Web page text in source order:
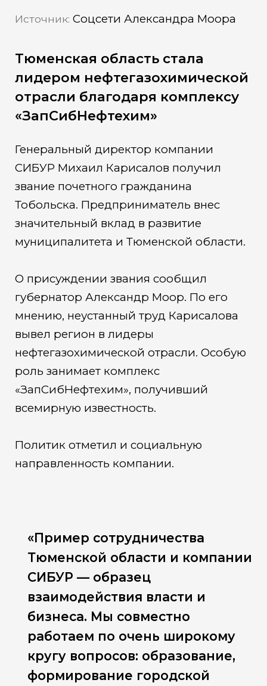
Источник: Соцсети Александра Моора
Тюменская область стала
лидером нефтегазохимической
отрасли благодаря комплексу
«ЗапСибНефтехим»
Генеральный директор компании
СИБУР Михаил Карисалов получил
звание почетного гражданина
Тобольска. Предприниматель внес
значительный вклад в развитие
муниципалитета и Тюменской области.
О присуждении звания сообщил
губернатор Александр Моор. По его
мнению, неустанный труд Карисалова
вывел регион в лидеры
нефтегазохимической отрасли. Особую
роль занимает комплекс
«ЗапСибНефтехим», получивший
всемирную известность.
Политик отметил и социальную
направленность компании.
«Пример сотрудничества
Тюменской области и компании
СИБУР — образец
взаимодействия власти и
бизнеса. Мы совместно
работаем по очень широкому
кругу вопросов: образование,
формирование городской